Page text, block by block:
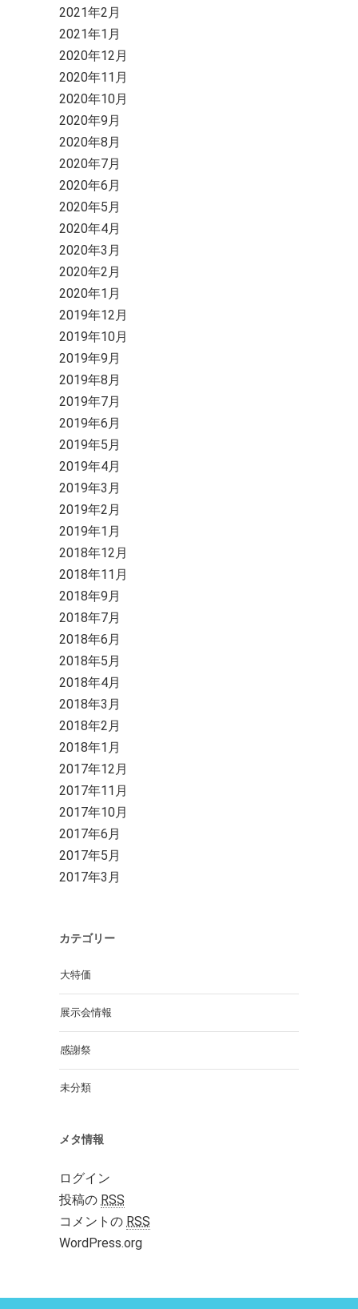
2021年2月
2021年1月
2020年12月
2020年11月
2020年10月
2020年9月
2020年8月
2020年7月
2020年6月
2020年5月
2020年4月
2020年3月
2020年2月
2020年1月
2019年12月
2019年10月
2019年9月
2019年8月
2019年7月
2019年6月
2019年5月
2019年4月
2019年3月
2019年2月
2019年1月
2018年12月
2018年11月
2018年9月
2018年7月
2018年6月
2018年5月
2018年4月
2018年3月
2018年2月
2018年1月
2017年12月
2017年11月
2017年10月
2017年6月
2017年5月
2017年3月
カテゴリー
大特価
展示会情報
感謝祭
未分類
メタ情報
ログイン
投稿の RSS
コメントの RSS
WordPress.org